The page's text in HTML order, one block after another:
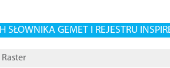
SŁOWNIKA GEMET I REJESTRU
Raster